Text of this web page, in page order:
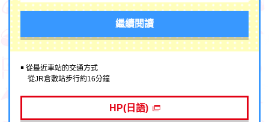
繼續閱讀
￭ 從最近車站的交通方式
從JR倉敷站步行約16分鐘
HP(日語)